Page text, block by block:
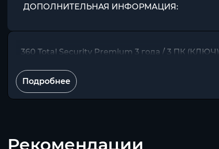
ДОПОЛНИТЕЛЬНАЯ ИНФОРМАЦИЯ:
360 Total Security Premium 3 года / 3 ПК (КЛЮЧ)
Подробнее
Рекомендации